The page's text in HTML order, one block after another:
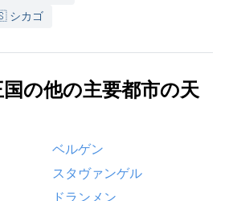
シカゴ
の他の主要都市の天
ベルゲン
スタヴァンゲル
ドランメン